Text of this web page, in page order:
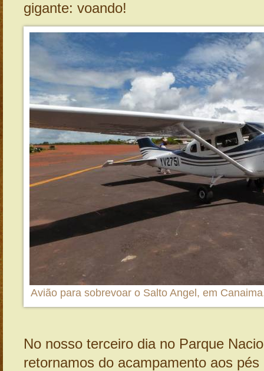
gigante: voando!
Avião para sobrevoar o Salto Angel, em
No nosso terceiro dia no Parque
retornamos do acampamento aos